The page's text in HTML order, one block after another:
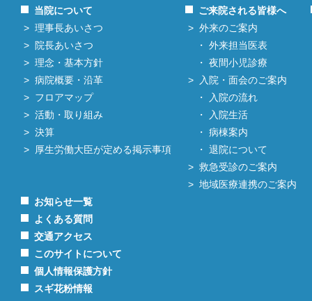
当院について
理事長あいさつ
院長あいさつ
理念・基本方針
病院概要・沿革
フロアマップ
活動・取り組み
決算
厚生労働大臣が定める掲示事項
ご来院される皆様へ
外来のご案内
外来担当医表
夜間小児診療
入院・面会のご案内
入院の流れ
入院生活
病棟案内
退院について
救急受診のご案内
地域医療連携のご案内
お知らせ一覧
よくある質問
交通アクセス
このサイトについて
個人情報保護方針
スギ花粉情報